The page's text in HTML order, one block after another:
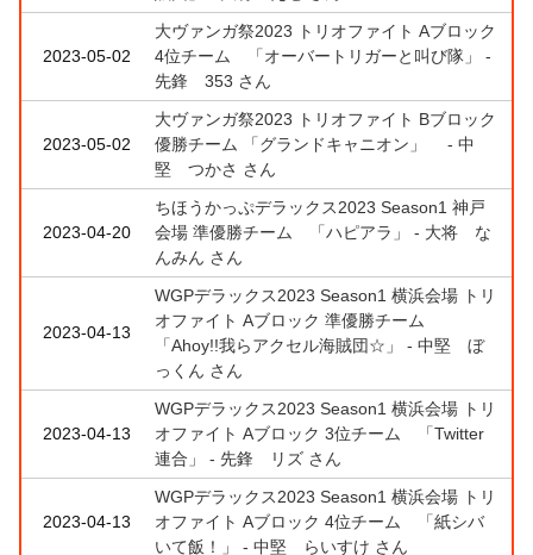
2023-05-02
大ヴァンガ祭2023 トリオファイト Aブロック
4位チーム 「オーバートリガーと叫び隊」 -
先鋒 353 さん
2023-05-02
大ヴァンガ祭2023 トリオファイト Bブロック
優勝チーム 「グランドキャニオン」 - 中
堅 つかさ さん
2023-04-20
ちほうかっぷデラックス2023 Season1 神戸
会場 準優勝チーム 「ハピアラ」 - 大将 な
んみん さん
2023-04-13
WGPデラックス2023 Season1 横浜会場 トリ
オファイト Aブロック 準優勝チーム
「Ahoy!!我らアクセル海賊団☆」 - 中堅 ぼ
っくん さん
2023-04-13
WGPデラックス2023 Season1 横浜会場 トリ
オファイト Aブロック 3位チーム 「Twitter
連合」 - 先鋒 リズ さん
2023-04-13
WGPデラックス2023 Season1 横浜会場 トリ
オファイト Aブロック 4位チーム 「紙シバ
いて飯！」 - 中堅 らいすけ さん